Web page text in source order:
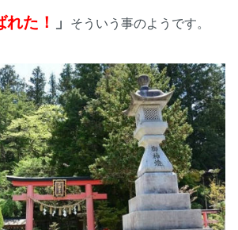
た！
」 そういう事のようです。